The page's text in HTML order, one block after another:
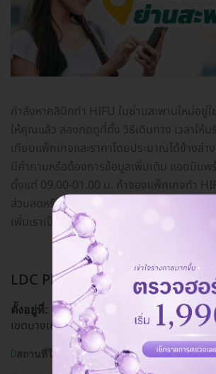
กำลังหาคลินิกทำ HIFU ในย่านสะพานใหม่อยู่
ให้คุณแล้ว ลองกดดูที่ตั้ง วิธีเดินทาง เวลาให้บ
เทียบแพ็กเกจและราคาโดยประมาณได้ข้างล่า
มีคำถามหรือต้องการข้อมูลเพิ่มเติม แอดมินพ
ตั้งแต่ 09.00-01.00 น. ถ้าจองแพ็กเกจทำ
ส่วนลดหรือแคชแบ็กให้ แถมผ่อน 0% สูงสุด
เพิ่มเราเป็นเพื่อนทางไลน์
LDC Plus สาขาสะพานใหม่ สะพาน
ตั้งอยู่ที่: 145/1 ระหว่างซอย 57-59 ถ. พหลโ
เขตบางเขน กรุงเทพมหานคร 10220
ดูแผน
สถานที่ใกล้เคียง:เซ็นทรัลพลาซา รามอินทรา,